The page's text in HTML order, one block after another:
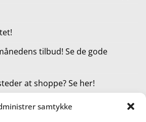
samtykke
tilbud! Se de gode
at shoppe? Se her!